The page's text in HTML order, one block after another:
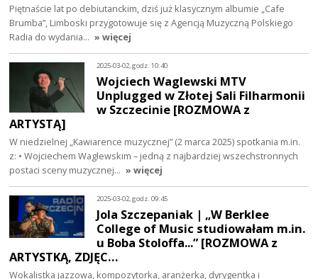
Piętnaście lat po debiutanckim, dziś już klasycznym albumie „Cafe
Brumba”, Limboski przygotowuje się z Agencją Muzyczną Polskiego
Radia do wydania… » więcej
2025-03-02, godz. 10:40
Wojciech Waglewski MTV
Unplugged w Złotej Sali Filharmonii
w Szczecinie [ROZMOWA z
ARTYSTĄ]
W niedzielnej „Kawiarence muzycznej” (2 marca 2025) spotkania m.in.
z: • Wojciechem Waglewskim – jedną z najbardziej wszechstronnych
postaci sceny muzycznej… » więcej
2025-03-02, godz. 09:45
Jola Szczepaniak | „W Berklee
College of Music studiowałam m.in.
u Boba Stoloffa...” [ROZMOWA z
ARTYSTKĄ, ZDJĘC…
Wokalistka jazzowa, kompozytorka, aranżerka, dyrygentka i